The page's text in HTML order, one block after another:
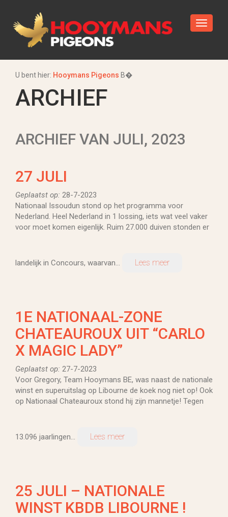
U bent hier: Hooymans Pigeons В�
ARCHIEF
ARCHIEF VAN JULI, 2023
27 JULI
Geplaatst op: 28-7-2023
Nationaal Issoudun stond op het programma voor
Nederland. Heel Nederland in 1 lossing, iets wat veel vaker
voor moet komen eigenlijk. Ruim 27.000 duiven stonden er
landelijk in Concours, waarvan... Lees meer
1E NATIONAAL-ZONE
CHATEAUROUX UIT “CARLO
X MAGIC LADY”
Geplaatst op: 27-7-2023
Voor Gregory, Team Hooymans BE, was naast de nationale
winst en superuitslag op Libourne de koek nog niet op! Ook
op Nationaal Chateauroux stond hij zijn mannetje! Tegen
13.096 jaarlingen... Lees meer
25 JULI – NATIONALE
WINST KBDB LIBOURNE !